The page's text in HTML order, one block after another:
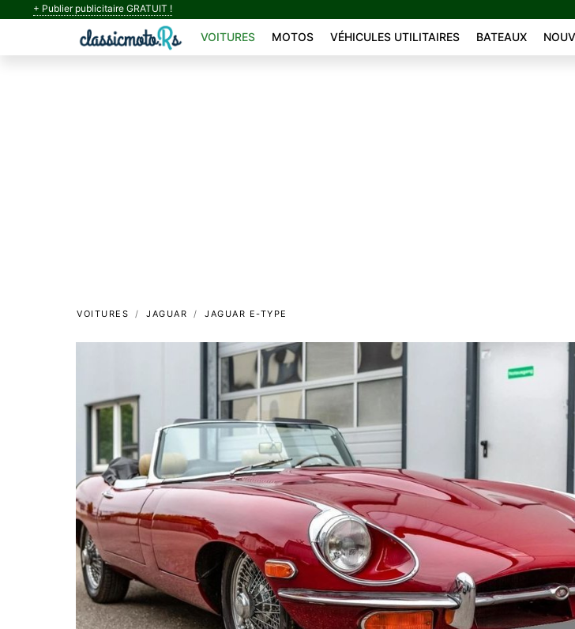
+ Publier publicitaire GRATUIT !
VOITURES MOTOS VÉHICULES UTILITAIRES BATEAUX
VOITURES JAGUAR JAGUAR E-TYPE